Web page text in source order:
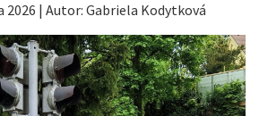
2026 | Autor: Gabriela Kodytková